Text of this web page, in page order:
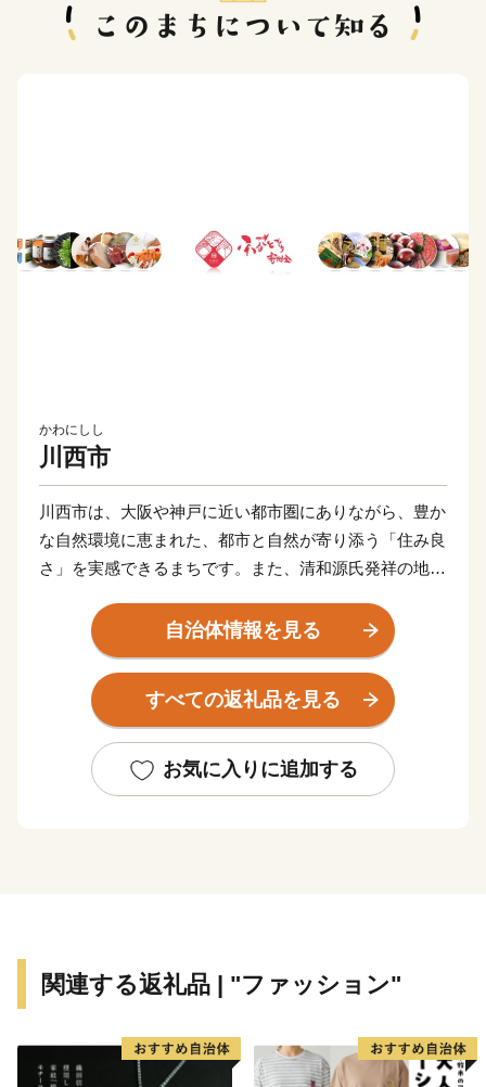
かわにしし
川西市
川西市は、大阪や神戸に近い都市圏にありながら、豊か
な自然環境に恵まれた、都市と自然が寄り添う「住み良
さ」を実感できるまちです。また、清和源氏発祥の地の
区、商業施設でにぎわう中心市街地など、様々な表情を
携えたまちであり、新名神高速道路・川西インターチェ
ンジ開通を機に、より川西市に訪れやすくなりました。
合併し、人口33,741人の市として誕生しました。兵庫県
の南東部に位置し、東は大阪府池田市と箕面市に、西は
おり、南北に長く、清流”猪名川“が市を縦断するように
また、その昔、源満仲が市中部の多田の地を本拠に有力
な武士団の基礎を築いたことから「清和源氏発祥の地」
自治体情報を見る
すべての返礼品を見る
お気に入りに追加する
関連する返礼品 | "ファッション"